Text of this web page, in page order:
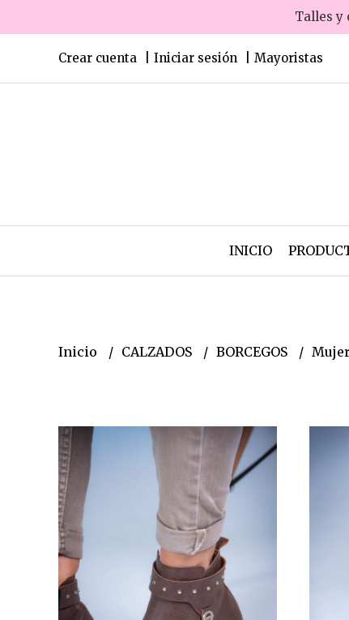
Talles y
Crear cuenta Iniciar sesión Mayoristas
INICIO
Inicio CALZADOS BORCEGOS Mujer